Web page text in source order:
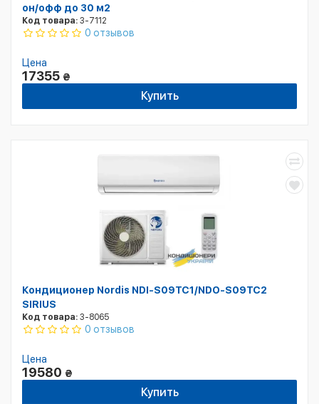
он/офф до 30 м2
Код товара: 3-7112
0 отзывов
Цена
17355 ₴
Купить
Кондиционер Nordis NDI-S09TC1/NDO-S09TC2
SIRIUS
Код товара: 3-8065
0 отзывов
Цена
19580 ₴
Купить